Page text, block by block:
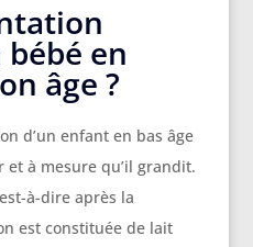
en
âge ?
d’un enfant en bas âge
et à mesure qu’il grandit.
à-dire après la
est constituée de lait